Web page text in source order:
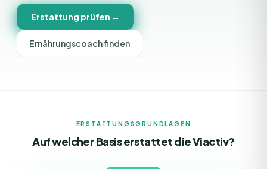
Erstattung prüfen →
Ernährungscoach finden
ERSTATTUNGSGRUNDLAGEN
Auf welcher Basis erstattet dieViactiv?